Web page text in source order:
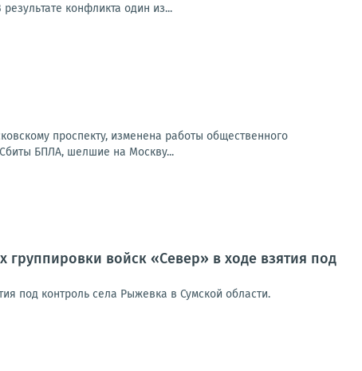
конфликта один из...
проспекту, изменена работы общественного
БПЛА, шелшие на Москву...
войск «Север» в ходе взятия под
под контроль села Рыжевка в Сумской области.